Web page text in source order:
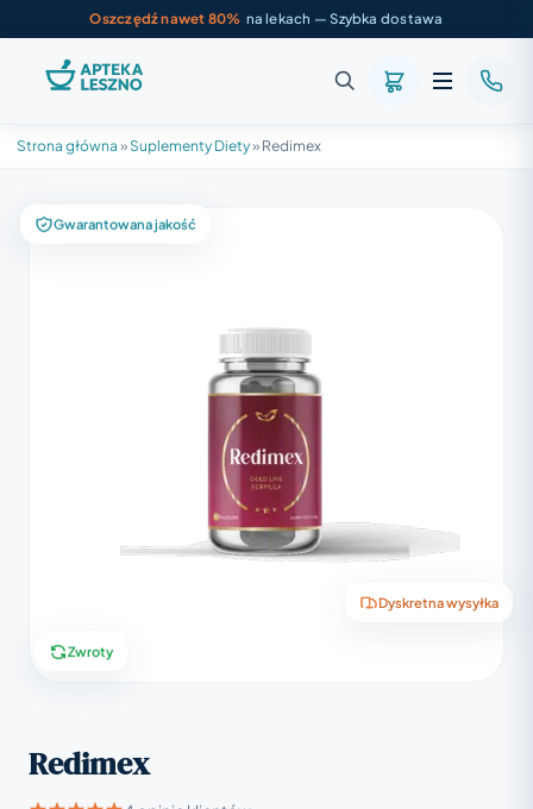
Oszczędź nawet 80% na lekach — Szybka dostawa
Strona główna » Suplementy Diety» Redimex
Gwarantowana jakość
Dyskretna wysyłka
Zwroty
Redimex